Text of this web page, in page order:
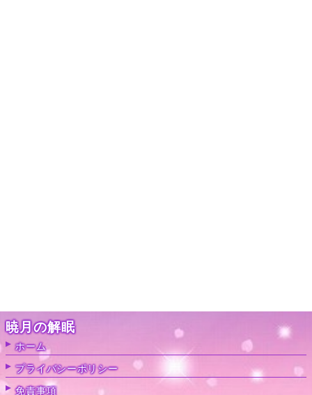
暁月の解眠
ホーム
プライバシーポリシー
免責事項